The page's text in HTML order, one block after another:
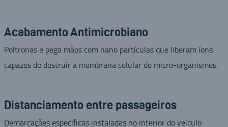
Acabamento Antimicrobiano
Poltronas e pega mãos com nano partículas que liberam íons
capazes de destruir a membrana celular de micro-organismos.
Distanciamento entre passageiros
Demarcações específicas instaladas no interior do veículo